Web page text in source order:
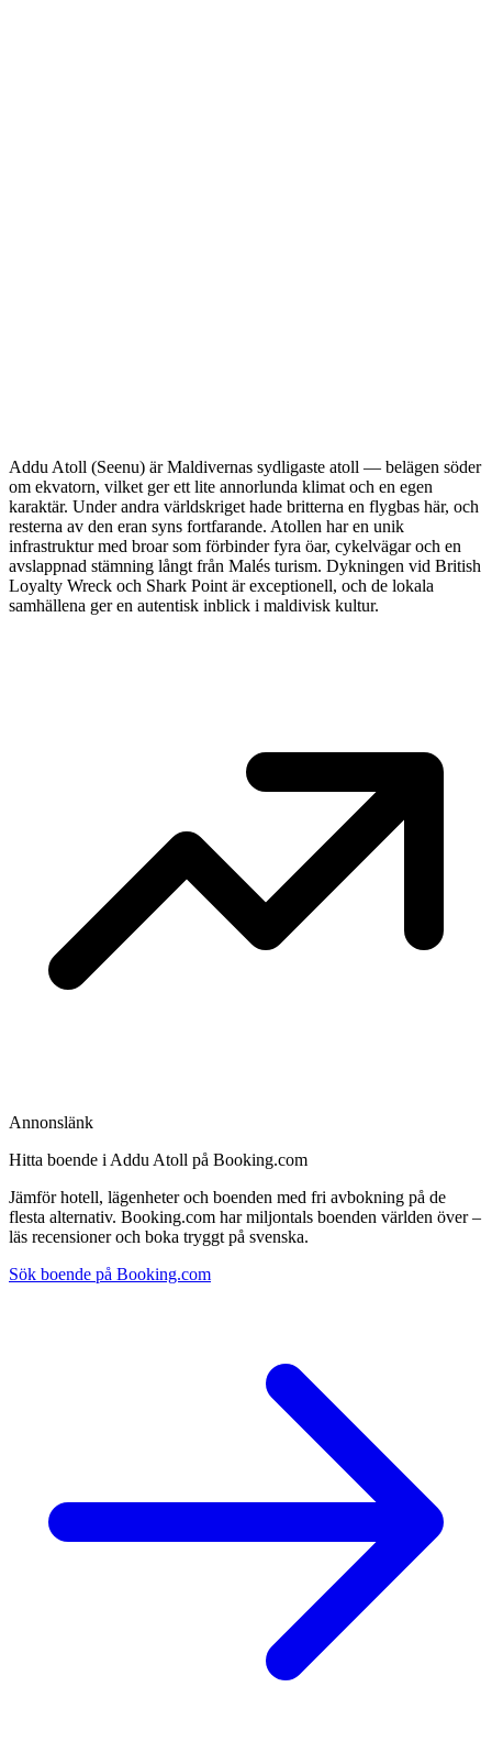
Addu Atoll (Seenu) är Maldivernas sydligaste atoll — belägen söder
om ekvatorn, vilket ger ett lite annorlunda klimat och en egen
karaktär. Under andra världskriget hade britterna en flygbas här, och
resterna av den eran syns fortfarande. Atollen har en unik
infrastruktur med broar som förbinder fyra öar, cykelvägar och en
avslappnad stämning långt från Malés turism. Dykningen vid British
Loyalty Wreck och Shark Point är exceptionell, och de lokala
samhällena ger en autentisk inblick i maldivisk kultur.
Annonslänk
Hitta boende i Addu Atoll på Booking.com
Jämför hotell, lägenheter och boenden med fri avbokning på de
flesta alternativ. Booking.com har miljontals boenden världen över –
läs recensioner och boka tryggt på svenska.
Sök boende på Booking.com